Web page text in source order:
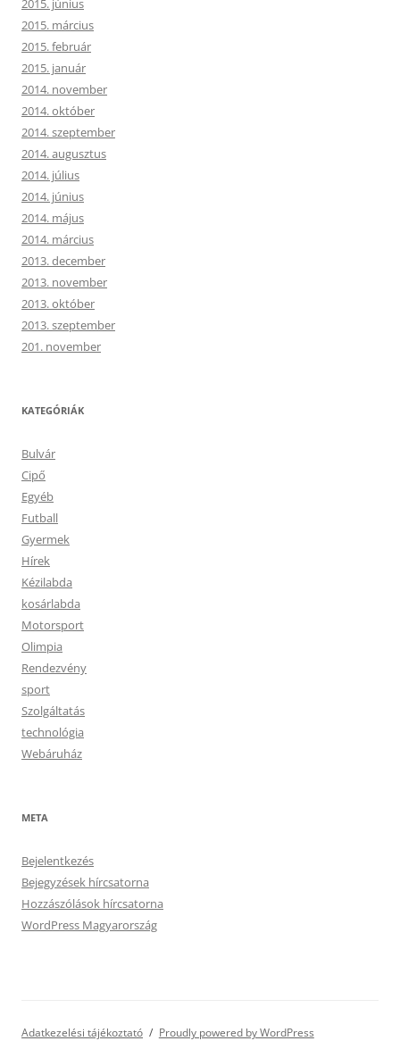
2015. június
2015. március
2015. február
2015. január
2014. november
2014. október
2014. szeptember
2014. augusztus
2014. július
2014. június
2014. május
2014. március
2013. december
2013. november
2013. október
2013. szeptember
201. november
KATEGÓRIÁK
Bulvár
Cipő
Egyéb
Futball
Gyermek
Hírek
Kézilabda
kosárlabda
Motorsport
Olimpia
Rendezvény
sport
Szolgáltatás
technológia
Webáruház
META
Bejelentkezés
Bejegyzések hírcsatorna
Hozzászólások hírcsatorna
WordPress Magyarország
Adatkezelési tájékoztató Proudly powered by WordPress